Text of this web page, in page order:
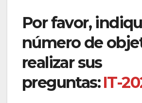
Por favor,
número de
realizar sus
preguntas: IT-